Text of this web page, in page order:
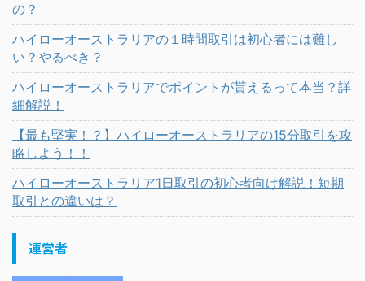
の？
ハイローオーストラリアの１時間取引は初心者には難し
い？やるべき？
ハイローオーストラリアでポイントが貰えるって本当？詳
細解説！
【最も堅実！？】ハイローオーストラリアの15分取引を攻
略しよう！！
ハイローオーストラリア1日取引の初心者向け解説！短期
取引との違いは？
運営者